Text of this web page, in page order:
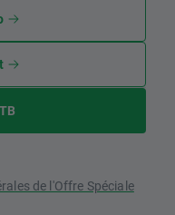
de l'Offre Spéciale